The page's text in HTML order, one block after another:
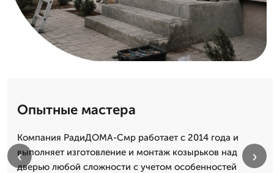
Опытные мастера
Компания РадиДОМА-Смр работает с 2014 года и
выполняет изготовление и монтаж козырьков над
дверью любой сложности с учетом особенностей
‹ ›